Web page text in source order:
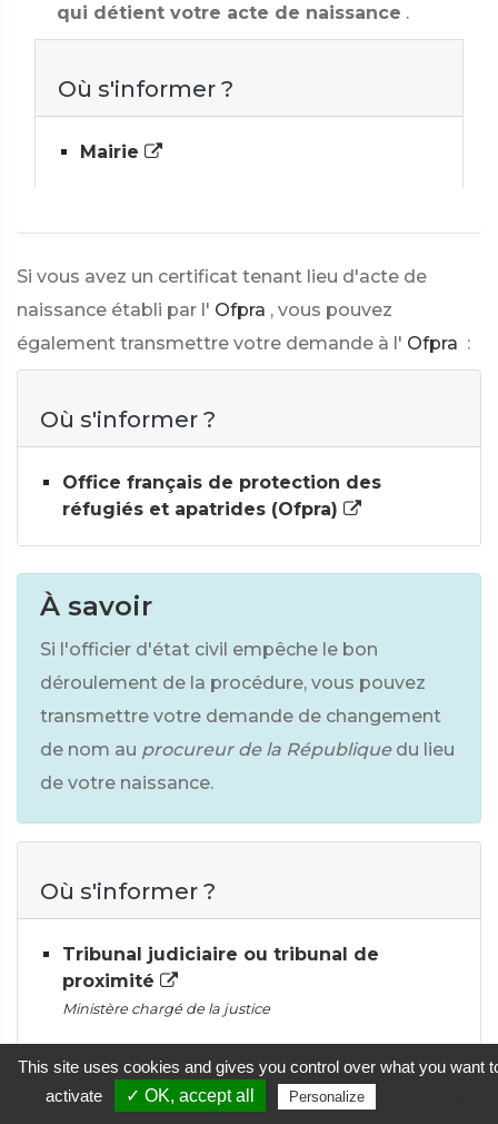
qui détient votre acte de naissance .
Où s'informer ?
Mairie
Si vous avez un certificat tenant lieu d'acte de
naissance établi par l' Ofpra , vous pouvez
également transmettre votre demande à l' Ofpra :
Où s'informer ?
Office français de protection des
réfugiés et apatrides (Ofpra)
À savoir
Si l'officier d'état civil empêche le bon
déroulement de la procédure, vous pouvez
transmettre votre demande de changement
de nom au procureur de la République du lieu
de votre naissance.
Où s'informer ?
Tribunal judiciaire ou tribunal de
proximité
Ministère chargé de la justice
This site uses cookies and gives you control over what you want
activate
✓ OK, accept all Personalize